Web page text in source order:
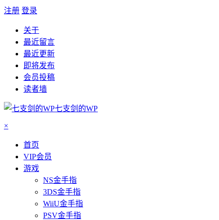
注册 登录
关于
最近留言
最近更新
即将发布
会员投稿
读者墙
七支剑的WP
×
首页
VIP会员
游戏
NS金手指
3DS金手指
WiiU金手指
PSV金手指